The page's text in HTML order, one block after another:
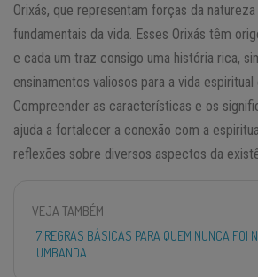
Orixás, que representam forças da
fundamentais da vida. Esses Orixás têm
e cada um traz consigo uma história rica,
ensinamentos valiosos para a vida espiritual
Compreender as características e os
ajuda a fortalecer a conexão com a
reflexões sobre diversos aspectos da
VEJA TAMBÉM
7 REGRAS BÁSICAS PARA QUEM NUNCA FOI
UMBANDA